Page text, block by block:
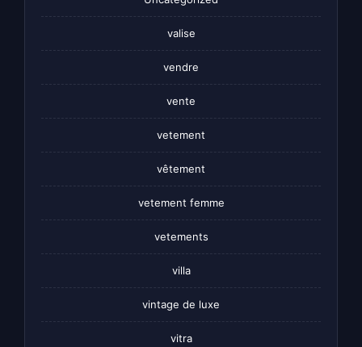
valise
vendre
vente
vetement
vêtement
vetement femme
vetements
villa
vintage de luxe
vitra